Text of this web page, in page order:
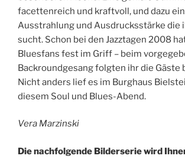
facettenreich und kraftvoll, und dazu
Ausstrahlung und Ausdrucksstärke die
sucht. Schon bei den Jazztagen 2008
Bluesfans fest im Griff – beim
Backroundgesang folgten ihr die Gäste
Nicht anders lief es im Burghaus
diesem Soul und Blues-Abend.
Vera Marzinski
Die nachfolgende Bilderserie wird